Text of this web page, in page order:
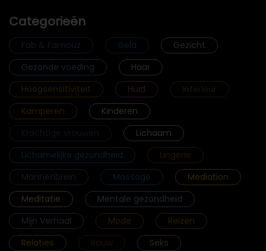
Categorieën
Fab & Famouz Geld
Gezicht
Gezonde voeding
Haar
Hoogsensitiviteit
Huid
Interieur
Kamperen
Kinderen
Lichaam
Lichamelijke gezondheid
Lingerie
Mannenbrein
Massage
Mediation
Meditatie
Mentale gezondheid
Mijn Verhaal
Mode
Reizen
Relaties
Rouw
Seks